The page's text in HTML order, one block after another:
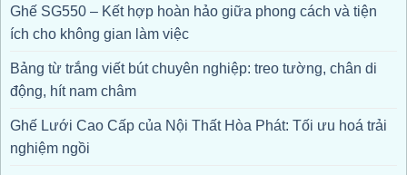
Ghế SG550 – Kết hợp hoàn hảo giữa phong cách và tiện
ích cho không gian làm việc
Bảng từ trắng viết bút chuyên nghiệp: treo tường, chân di
động, hít nam châm
Ghế Lưới Cao Cấp của Nội Thất Hòa Phát: Tối ưu hoá trải
nghiệm ngồi